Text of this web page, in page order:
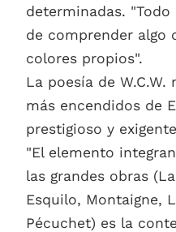
determinadas.
de comprender algo
colores propios".
La poesía de
más encendidos de
prestigioso y
"El elemento
las grandes obras
Esquilo, Montaigne,
Pécuchet) es la